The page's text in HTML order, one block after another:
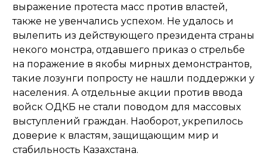
выражение протеста масс против властей,
также не увенчались успехом. Не удалось и
вылепить из действующего президента страны
некого монстра, отдавшего приказ о стрельбе
на поражение в якобы мирных демонстрантов,
такие лозунги попросту не нашли поддержки у
населения. А отдельные акции против ввода
войск ОДКБ не стали поводом для массовых
выступлений граждан. Наоборот, укрепилось
доверие к властям, защищающим мир и
стабильность Казахстана.